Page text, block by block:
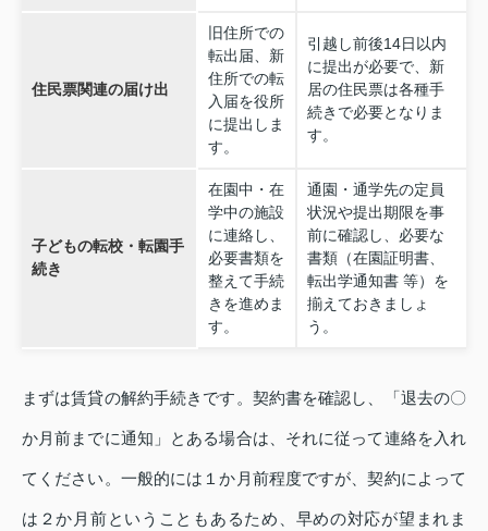
住民票関連の届け出
旧住所での
転出届、新
住所での転
入届を役所
に提出しま
す。
引越し前後14日以内
に提出が必要で、新
居の住民票は各種手
続きで必要となりま
す。
子どもの転校・転園手
続き
在園中・在
学中の施設
に連絡し、
必要書類を
整えて手続
きを進めま
す。
通園・通学先の定員
状況や提出期限を事
前に確認し、必要な
書類（在園証明書、
転出学通知書 等）を
揃えておきましょ
う。
まずは賃貸の解約手続きです。契約書を確認し、「退去の〇
か月前までに通知」とある場合は、それに従って連絡を入れ
てください。一般的には１か月前程度ですが、契約によって
は２か月前ということもあるため、早めの対応が望まれま